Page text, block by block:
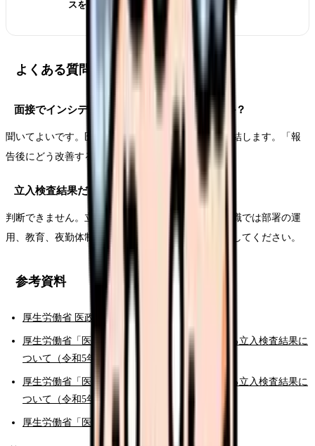
スを職場選びで読む
よくある質問
面接でインシデント対応を聞いてもよいですか？
聞いてよいです。医療安全の文化は働きやすさに直結します。「報
告後にどう改善するか」を確認しましょう。
立入検査結果だけで病院を判断できますか？
判断できません。立入検査は重要な情報ですが、転職では部署の運
用、教育、夜勤体制、現場の雰囲気も合わせて確認してください。
参考資料
厚生労働省 医政局「報道発表資料」
厚生労働省「医療法第25条に基づく病院に対する立入検査結果に
ついて（令和5年度）」
厚生労働省「医療法第25条に基づく病院に対する立入検査結果に
ついて（令和5年度）」
厚生労働省「医療安全対策」